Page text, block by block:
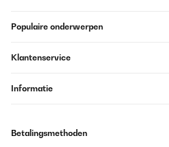
Populaire onderwerpen
Klantenservice
Informatie
Betalingsmethoden